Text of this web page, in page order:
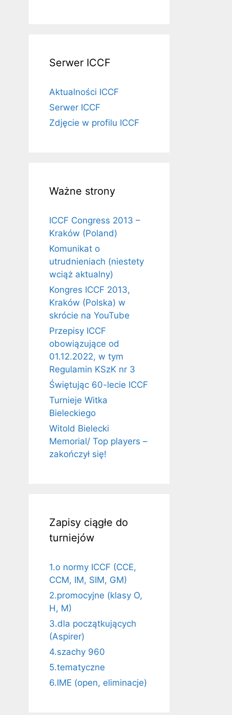
Serwer ICCF
Aktualności ICCF
Serwer ICCF
Zdjęcie w profilu ICCF
Ważne strony
ICCF Congress 2013 –
Kraków (Poland)
Komunikat o
utrudnieniach (niestety
wciąż aktualny)
Kongres ICCF 2013,
Kraków (Polska) w
skrócie na YouTube
Przepisy ICCF
obowiązujące od
01.12.2022, w tym
Regulamin KSzK nr 3
Świętując 60-lecie ICCF
Turnieje Witka
Bieleckiego
Witold Bielecki
Memorial/ Top players –
zakończył się!
Zapisy ciągłe do
turniejów
1.o normy ICCF (CCE,
CCM, IM, SIM, GM)
2.promocyjne (klasy O,
H, M)
3.dla początkujących
(Aspirer)
4.szachy 960
5.tematyczne
6.IME (open, eliminacje)